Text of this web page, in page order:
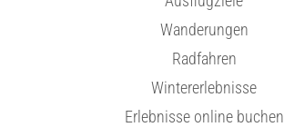
Wanderungen
Radfahren
Wintererlebnisse
Erlebnisse online buchen